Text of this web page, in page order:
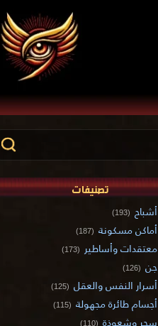
تصنيفات
أشباح (193)
أماكن مسكونة (187)
معتقدات وأساطير (173)
جن (126)
أسرار النفس والعقل (125)
أجسام طائرة مجهولة (115)
سحر وشعوذة (110)